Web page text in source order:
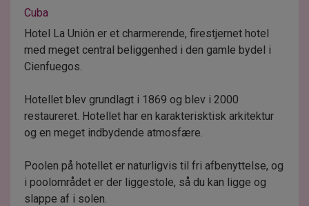
Cuba
Hotel La Unión er et charmerende, firestjernet hotel
med meget central beliggenhed i den gamle bydel i
Cienfuegos.
Hotellet blev grundlagt i 1869 og blev i 2000
restaureret. Hotellet har en karakterisktisk arkitektur
og en meget indbydende atmosfære.
Poolen på hotellet er naturligvis til fri afbenyttelse, og
i poolområdet er der liggestole, så du kan ligge og
slappe af i solen.